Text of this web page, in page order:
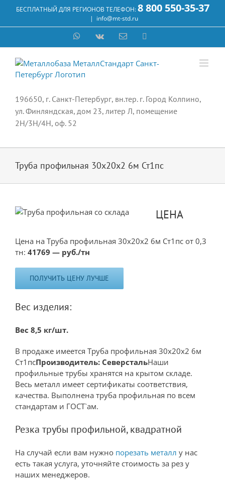
content
БЕСПЛАТНЫЙ ДЛЯ РЕГИОНОВ ТЕЛЕФОН:8 800 550-35-37
| info@mt-std.ru
WhatsApp
Vk Email
196650, г. Санкт-Петербург, вн.тер. г. Город Колпино,
ул. Финляндская, дом 23, литер Л, помещение
2Н/3Н/4Н, оф. 52
Труба профильная 30х20х2 6м Ст1пс
ЦЕНА
Цена на Труба профильная 30х20х2 6м Ст1пс от 0,3
тн: 41769 — руб./тн
ПОЛУЧИТЬ ЦЕНУ ЛУЧШЕ
Вес изделия:
Вес 8,5 кг/шт.
В продаже имеется Труба профильная 30х20х2 6м
Ст1псПроизводитель: СеверстальНаши
профильные трубы хранятся на крытом складе.
Весь металл имеет сертификаты соответствия,
качества. Выполнена труба профильная по всем
стандартам и ГОСТ`ам.
Резка трубы профильной, квадратной
На случай если вам нужно порезать металл у нас
есть такая услуга, уточняйте стоимость за рез у
наших менеджеров.